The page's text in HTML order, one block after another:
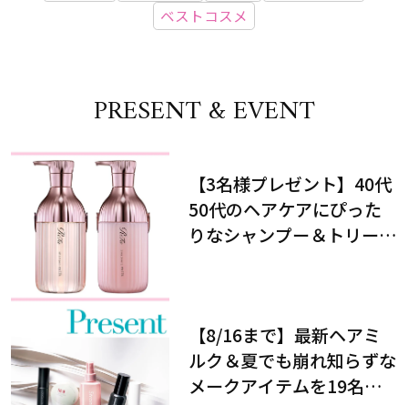
ベストコスメ
PRESENT & EVENT
【3名様プレゼント】40代
50代のヘアケアにぴった
りなシャンプー＆トリート
【8/16まで】最新ヘアミ
ルク＆夏でも崩れ知らずな
メークアイテムを19名様